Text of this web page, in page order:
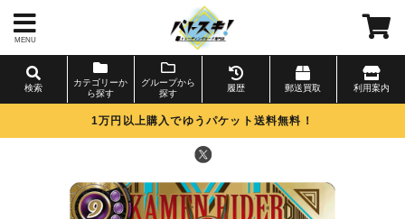
MENU
検索
カテゴリーか
ら探す
グループから
探す
履歴 郵送買取 利用案内
1万円以上購入でゆうパケット送料無料！